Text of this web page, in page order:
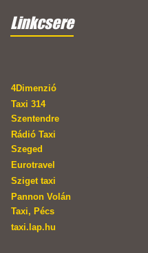
Linkcsere
4Dimenzió
Taxi 314
Szentendre
Rádió Taxi
Szeged
Eurotravel
Sziget taxi
Pannon Volán
Taxi, Pécs
taxi.lap.hu